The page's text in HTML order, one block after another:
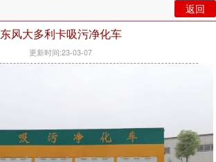
返回
东风大多利卡吸污净化车
更新时间:23-03-07